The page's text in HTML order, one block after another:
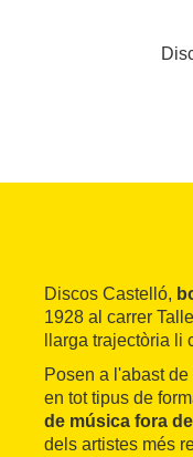
Discos Castelló,
1928 al carrer
llarga trajectòria
Posen a l'abast de
en tot tipus de
de música fora
dels artistes més